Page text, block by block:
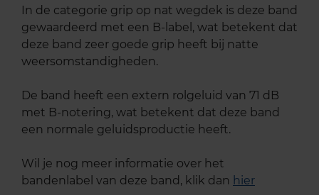
In de categorie grip op nat wegdek is deze band
gewaardeerd met een B-label, wat betekent dat
deze band zeer goede grip heeft bij natte
weersomstandigheden.
De band heeft een extern rolgeluid van 71 dB
met B-notering, wat betekent dat deze band
een normale geluidsproductie heeft.
Wil je nog meer informatie over het
bandenlabel van deze band, klik dan hier